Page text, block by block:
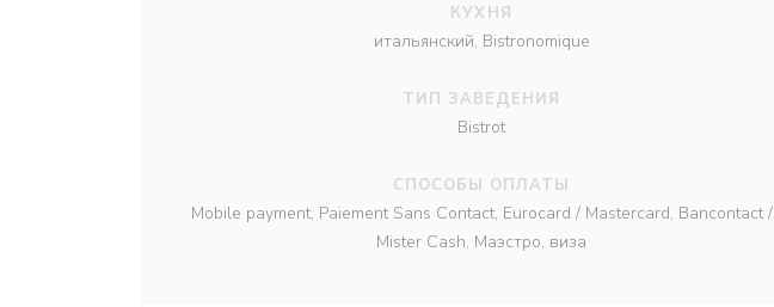
КУХНЯ
итальянский, Bistronomique
ТИП ЗАВЕДЕНИЯ
Bistrot
СПОСОБЫ ОПЛАТЫ
Mobile payment, Paiement Sans Contact, Eurocard / Mastercard, Bancontact /
Mister Cash, Маэстро, виза